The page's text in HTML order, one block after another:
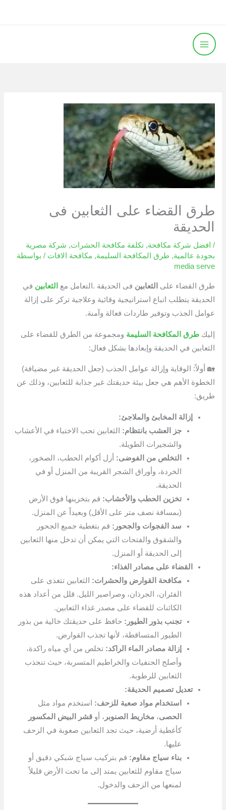
المحتوى
طرق القضاء على الثعابين فى
الحديقة
/ افضل شركة مكافحة,تكلفة مكافحة الحشرات, شركة مصرية
بجودة عالمية, طرق المكافحة السليمة, مكافحة الافات / بواسطة
media serve
طرق القضاء على الثعابين فى الحديقة .التعامل مع الثعابين في
الحديقة يتطلب اتباع استراتيجية وقائية وعلاجية تركز على إزالة
عوامل الجذب وتوفير طاردات فعالة وآمنة.
إليكطرق المكافحة السليمة ومجموعة من الطرق للقضاء على
الثعابين في الحديقة وإبعادها بشكل فعال:
🏡 أولاً: الوقاية وإزالة عوامل الجذب (جعل الحديقة غير مضيافة)
الخطوة الأهم هي جعل بيئة حديقتك غير جذابة للثعابين، وذلك عن
طريق:
إزالة المخابئ والملاجئ:
جز العشب بانتظام: الثعابين تحب الاختباء في الأعشاب
والشجيرات الطويلة.
التخلص من الفوضى: أزل أكوام الحطب، الصخور،
الخردة، وأوراق الشجر القريبة من المنزل أو في
الحديقة.
تخزين الحطب والأخشاب: قم بتخزينها فوق الأرض
(بمسافة نصف متر على الأقل) وبعيداً عن المنزل.
سد الفجوات والجحور: قم بتغطية جميع الجحور
والشقوق والفتحات التي يمكن أن تدخل منها الثعابين
إلى الحديقة أو المنزل.
القضاء على مصادر الغذاء:
مكافحة القوارض والحشرات: الثعابين تتغذى على
الفئران، الجرذان، وصراصير الليل. قلل من أعداد هذه
الكائنات للقضاء على مصدر غذاء الثعابين.
تجنب بذور الطيور: حافظ على حديقتك خالية من بذور
الطيور المتساقطة، لأنها تجذب القوارض.
إزالة مصادر الماء الراكد: تخلص من أي مياه راكدة،
وأصلح الحنفيات والخراطيم المتسربة، حيث تنجذب
الثعابين للرطوبة.
تعديل تصميم الحديقة:
استخدام مواد صعبة للزحف: استخدم مواد مثل
الحصى،مخاريط الصنوبر ، أوقشر البيض المكسور
كأغطية أرضية، حيث تجد الثعابين صعوبة في الزحف
عليها.
بناء سياج مقاوم: قم بتركيب سياج شبكي دقيق أو
سياج مقاوم للثعابين يمتد إلى ما تحت الأرض قليلاً
لمنعها من الزحف والدخول.